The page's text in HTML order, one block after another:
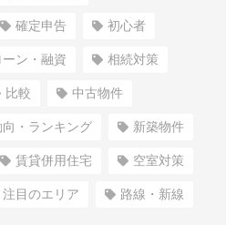
確定申告 初心者
ーン・融資 相続対策
比較 中古物件
・ランキング 新築物件
賃貸併用住宅 空室対策
注目のエリア 路線・新線